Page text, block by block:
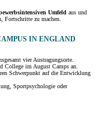
Umfeld aus und
Fortschritte zu machen.
IN ENGLAND
vier Austragungsorte.
College im August Camps an.
Schwerpunkt auf die Entwicklung
Sportpsychologie oder